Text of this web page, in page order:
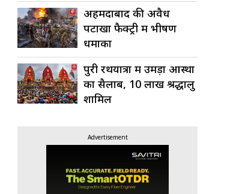
अहमदाबाद की अवैध
पटाखा फैक्ट्री में भीषण
धमाका
पुरी रथयात्रा में उमड़ा आस्था
का सैलाब, 10 लाख श्रद्धालु
शामिल
Advertisement